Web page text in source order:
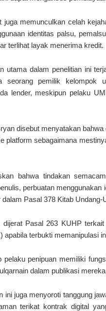
juga memunculkan celah
identitas palsu,
terlihat layak menerima kredit.
utama dalam penelitian ini
seorang pemilik kelompok
lender, meskipun pelaku
disebut menyatakan
platform sebagaimana
bahwa tindakan
perbuatan
Pasal 378 Kitab
Pasal 263 KUHP
apabila terbukti memanipulasi
pelaku penipuan memiliki
dalam publikasi
ini juga menyoroti tanggung
terikat kontrak digital